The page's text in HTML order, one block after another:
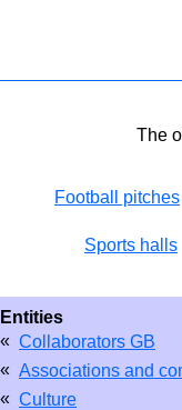
The
Football pitches
Sports halls
Entities
« Collaborators GB
« Associations and
« Culture